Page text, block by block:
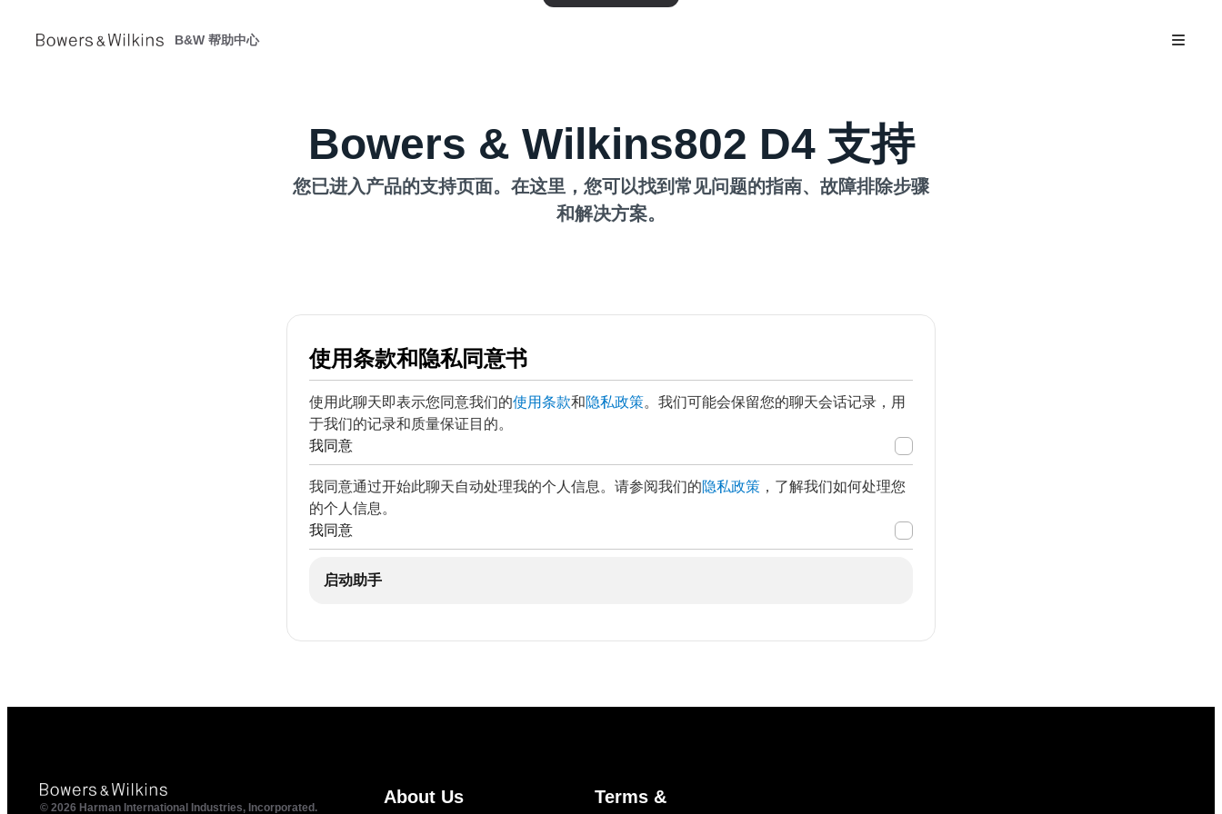
B&W 帮助中心
Bowers & Wilkins802 D4 支持
您已进入产品的支持页面。在这里，您可以找到常见问题的指南、故障排除步骤
和解决方案。
使用条款和隐私同意书
使用此聊天即表示您同意我们的使用条款和隐私政策。我们可能会保留您的聊天会话记录，用
于我们的记录和质量保证目的。
我同意
我同意通过开始此聊天自动处理我的个人信息。请参阅我们的隐私政策 ，了解我们如何处理您
的个人信息。
我同意
启动助手
© 2026 Harman International Industries, Incorporated.
About Us Terms &